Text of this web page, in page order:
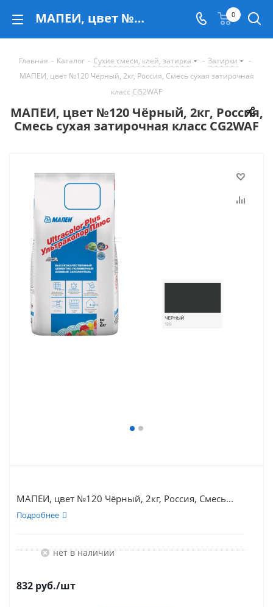
МАПЕИ, цвет №120 Чёрный, 2кг, Россия, Смесь сухая затирочная класс CG2WAF - купить в Екатеринбурге 0
Главная - Каталог - Сухие смеси, клей, затирка - Затирки
-
МАПЕИ, цвет №120 Чёрный, 2кг, Россия, Смесь сухая затирочная
класс CG2WAF
МАПЕИ, цвет №120 Чёрный, 2кг, Россия,
Смесь сухая затирочная класс CG2WAF
МАПЕИ, цвет №120 Чёрный, 2кг, Россия, Смесь...
Подробнее
Нет в наличии
832 руб./шт